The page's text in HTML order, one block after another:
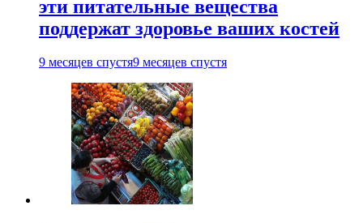
эти питательные вещества
поддержат здоровье ваших костей
9 месяцев спустя9 месяцев спустя